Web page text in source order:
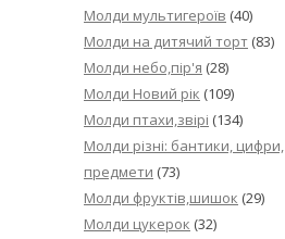
Молди мультигероїв (40)
Молди на дитячий торт (83)
Молди небо,пір'я (28)
Молди Новий рік (109)
Молди птахи,звірі (134)
Молди різні: бантики, цифри,
предмети (73)
Молди фруктів,шишок (29)
Молди цукерок (32)